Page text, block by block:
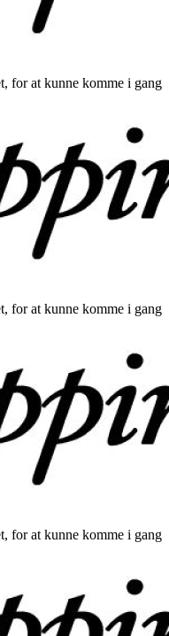
for at kunne komme i gang
for at kunne komme i gang
for at kunne komme i gang